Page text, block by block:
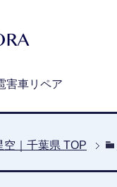
害車リペア
｜千葉県 TOP